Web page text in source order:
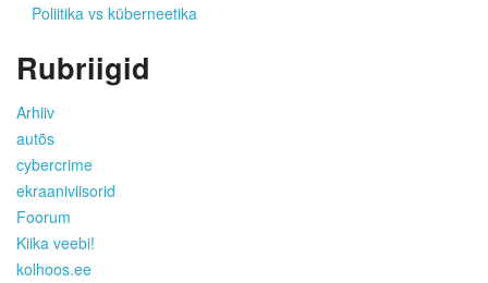
Poliitika vs küberneetika
Rubriigid
Arhiiv
autõs
cybercrime
ekraaniviisorid
Foorum
Kiika veebi!
kolhoos.ee